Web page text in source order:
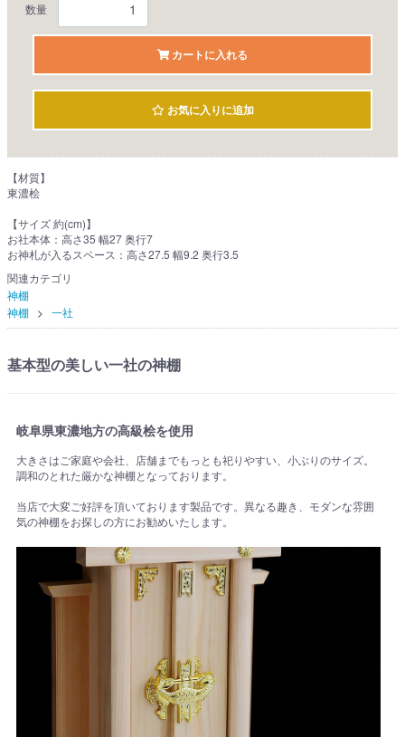
数量
カートに入れる
お気に入りに追加
【材質】
東濃桧
【サイズ 約(cm)】
お社本体：高さ35 幅27 奥行7
お神札が入るスペース：高さ27.5 幅9.2 奥行3.5
関連カテゴリ
神棚
神棚
一社
基本型の美しい一社の神棚
岐阜県東濃地方の高級桧を使用
大きさはご家庭や会社、店舗までもっとも祀りやすい、小ぶりのサイズ。
調和のとれた厳かな神棚となっております。
当店で大変ご好評を頂いております製品です。異なる趣き、モダンな雰囲
気の神棚をお探しの方にお勧めいたします。